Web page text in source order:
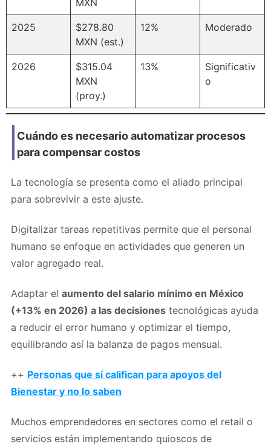
2025
$278.80
MXN (est.)
12% Moderado
2026
$315.04
MXN
(proy.)
13%
Significativ
o
Cuándo es necesario automatizar procesos
para compensar costos
La tecnología se presenta como el aliado principal
para sobrevivir a este ajuste.
Digitalizar tareas repetitivas permite que el personal
humano se enfoque en actividades que generen un
valor agregado real.
Adaptar el aumento del salario mínimo en México
(+13% en 2026) a las decisiones tecnológicas ayuda
a reducir el error humano y optimizar el tiempo,
equilibrando así la balanza de pagos mensual.
++ Personas que sí califican para apoyos del
Bienestar y no lo saben
Muchos emprendedores en sectores como el retail o
servicios están implementando quioscos de